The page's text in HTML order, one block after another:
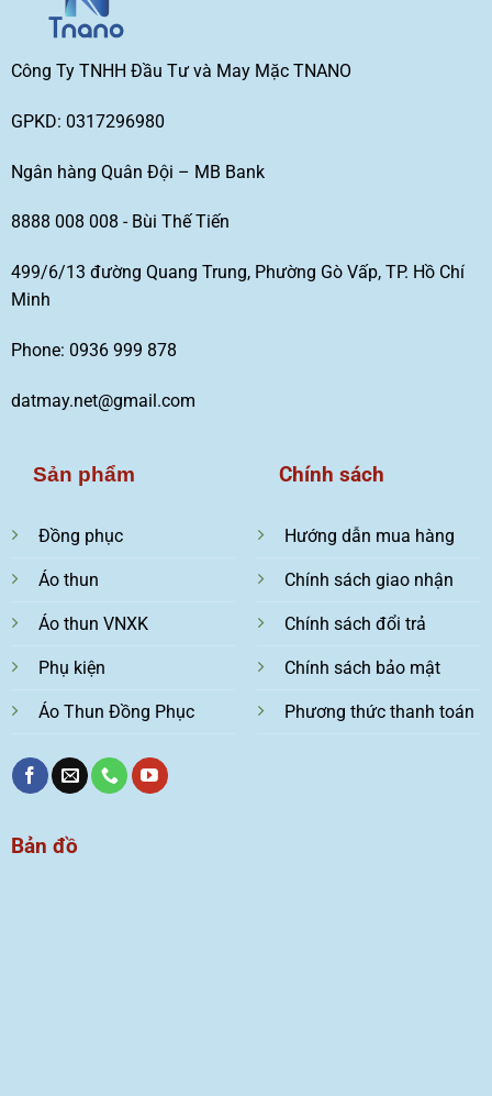
Công Ty TNHH Đầu Tư và May Mặc TNANO
GPKD: 0317296980
Ngân hàng Quân Đội – MB Bank
8888 008 008 - Bùi Thế Tiến
499/6/13 đường Quang Trung, Phường Gò Vấp, TP. Hồ Chí
Minh
Phone: 0936 999 878
datmay.net@gmail.com
Sản phẩm
Đồng phục
Áo thun
Áo thun VNXK
Phụ kiện
Áo Thun Đồng Phục
Chính sách
Hướng dẫn mua hàng
Chính sách giao nhận
Chính sách đổi trả
Chính sách bảo mật
Phương thức thanh toán
Bản đồ